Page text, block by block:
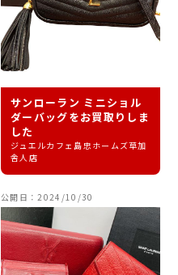
サンローラン ミニショル
ダーバッグをお買取りしま
した
ジュエルカフェ島忠ホームズ草加
舎人店
公開日：2024/10/30